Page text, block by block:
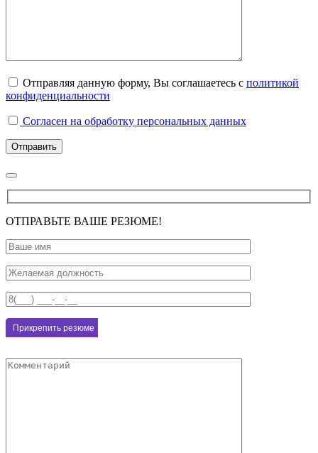
Отправляя данную форму, Вы соглашаетесь с политикой
конфиденциальности
Согласен на обработку персональных данных
ОТПРАВЬТЕ ВАШЕ РЕЗЮМЕ!